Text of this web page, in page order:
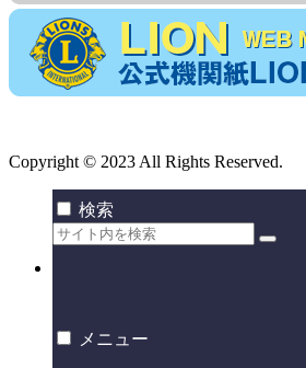
Copyright © 2023 All Rights Reserved.
検索
メニュー